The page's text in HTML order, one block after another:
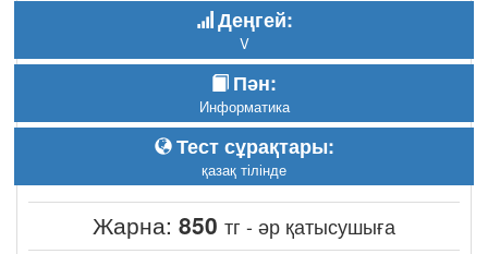
Деңгей:
V
Пән:
Информатика
Тест сұрақтары:
қазақ тілінде
Жарна: 850 тг - әр қатысушыға